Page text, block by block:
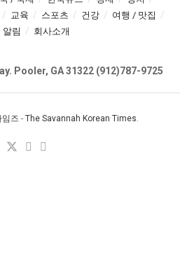
교육 스포츠 건강
여행 / 맛집
알림 회사소개
Pooler, GA 31322 (912)787-9725
즈 - The Savannah Korean Times